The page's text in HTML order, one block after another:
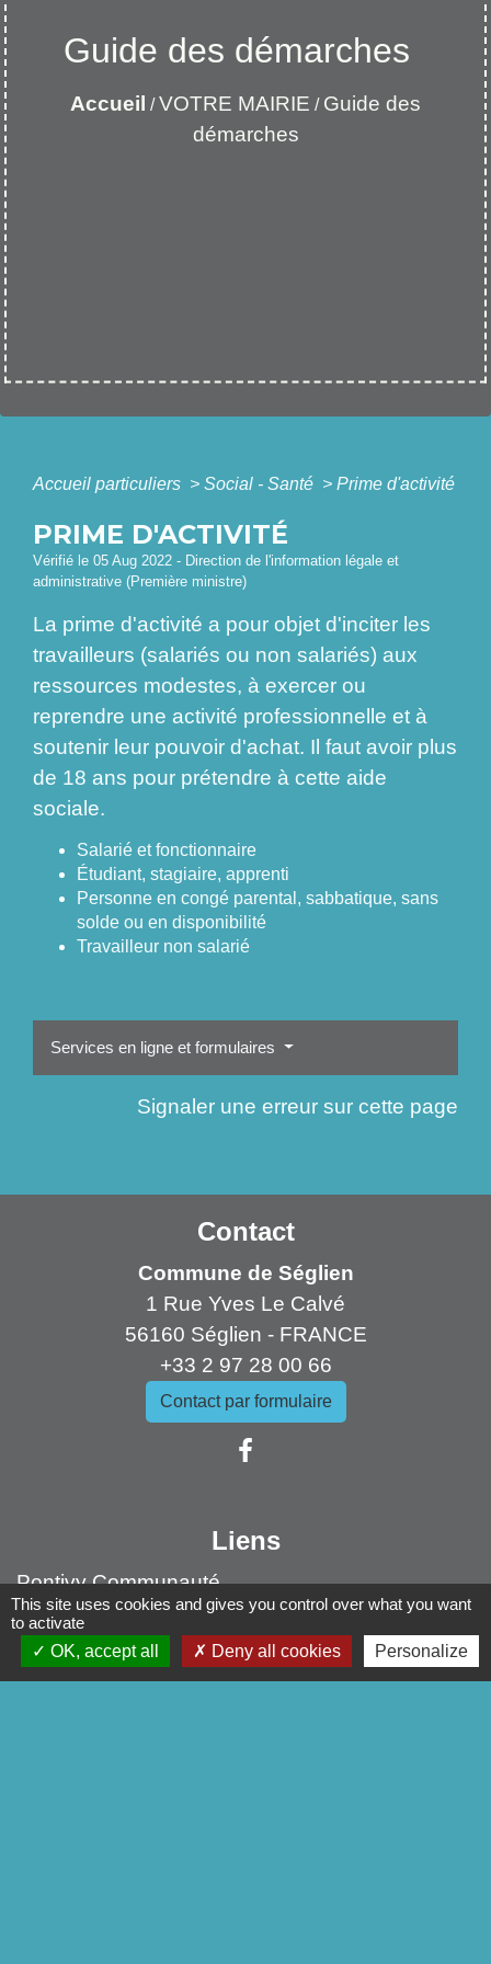
Guide des démarches
Accueil /VOTRE MAIRIE / Guide des
démarches
Accueil particuliers > Social - Santé > Prime d'activité
PRIME D'ACTIVITÉ
Vérifié le 05 Aug 2022 - Direction de l'information légale et
administrative (Première ministre)
La prime d'activité a pour objet d'inciter les
travailleurs (salariés ou non salariés) aux
ressources modestes, à exercer ou
reprendre une activité professionnelle et à
soutenir leur pouvoir d'achat. Il faut avoir plus
de 18 ans pour prétendre à cette aide
sociale.
Salarié et fonctionnaire
Étudiant, stagiaire, apprenti
Personne en congé parental, sabbatique, sans
solde ou en disponibilité
Travailleur non salarié
Services en ligne et formulaires
Signaler une erreur sur cette page
Contact
Commune de Séglien
1 Rue Yves Le Calvé
56160 Séglien - FRANCE
+33 2 97 28 00 66
Contact par formulaire
Liens
Pontivy Communauté
Conseil départemental
Région Bretagne
Préfecture du Morbihan
This site uses cookies and gives you control over what you want
to activate
OK, accept all
Deny all cookies Personalize